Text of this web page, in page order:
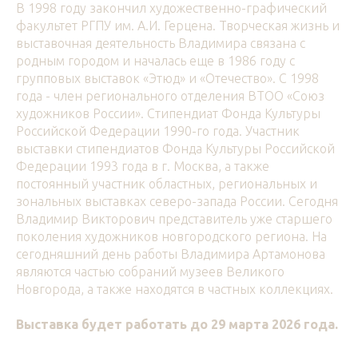
В 1998 году закончил художественно-графический
факультет РГПУ им. А.И. Герцена. Творческая жизнь и
выставочная деятельность Владимира связана с
родным городом и началась еще в 1986 году с
групповых выставок «Этюд» и «Отечество». С 1998
года - член регионального отделения ВТОО «Союз
художников России». Стипендиат Фонда Культуры
Российской Федерации 1990-го года. Участник
выставки стипендиатов Фонда Культуры Российской
Федерации 1993 года в г. Москва, а также
постоянный участник областных, региональных и
зональных выставках северо-запада России. Сегодня
Владимир Викторович представитель уже старшего
поколения художников новгородского региона. На
сегодняшний день работы Владимира Артамонова
являются частью собраний музеев Великого
Новгорода, а также находятся в частных коллекциях.
Выставка будет работать до 29 марта 2026 года.